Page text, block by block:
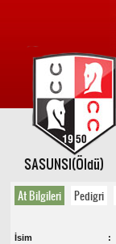
SASUNSI(Öldü)
At Bilgileri Pedigri
İsim